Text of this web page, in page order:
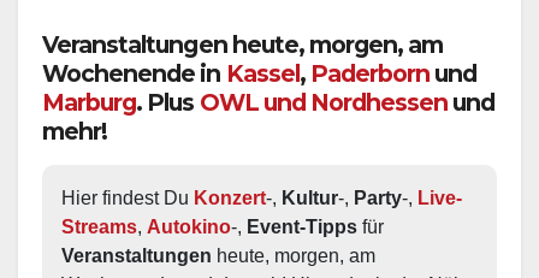
Veranstaltungen heute, morgen, am
Wochenende in Kassel , Paderborn und
Marburg. Plus OWL und Nordhessen und
mehr!
Hier findest Du Konzert-, Kultur-, Party-, Live-
Streams, Autokino-, Event-Tipps
Veranstaltungen heute, morgen, am